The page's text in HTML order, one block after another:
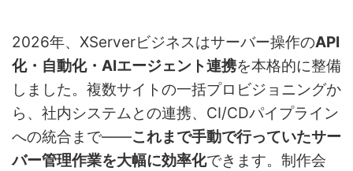
2026年、XServerビジネスはサーバー操作のAPI
化・自動化・AIエージェント連携を本格的に整備
しました。複数サイトの一括プロビジョニングか
ら、社内システムとの連携、CI/CDパイプライン
への統合まで——これまで手動で行っていたサー
バー管理作業を大幅に効率化できます。制作会